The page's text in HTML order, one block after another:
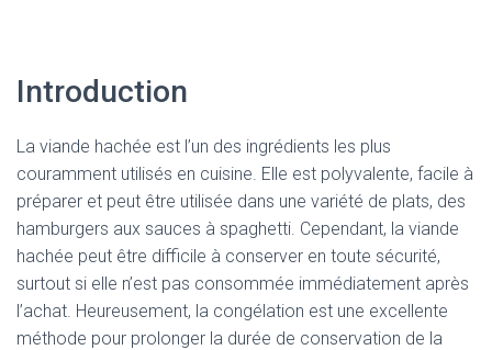
Introduction
La viande hachée est l’un des ingrédients les plus
couramment utilisés en cuisine. Elle est polyvalente, facile à
préparer et peut être utilisée dans une variété de plats, des
hamburgers aux sauces à spaghetti. Cependant, la viande
hachée peut être difficile à conserver en toute sécurité,
surtout si elle n’est pas consommée immédiatement après
l’achat. Heureusement, la congélation est une excellente
méthode pour prolonger la durée de conservation de la